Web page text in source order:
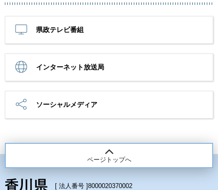
県政テレビ番組
インターネット放送局
ソーシャルメディア
ページトップへ
[ 法人番号 ]8000020370002